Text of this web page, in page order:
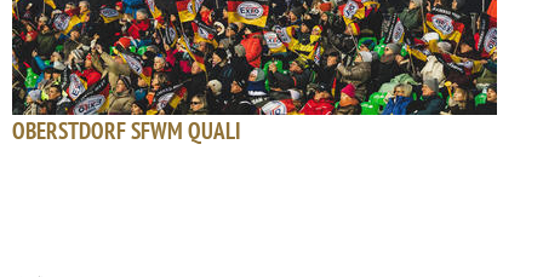
OBERSTDORF SFWM QUALI